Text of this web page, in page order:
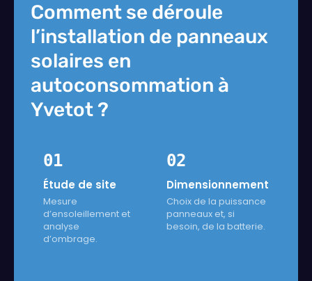
Comment se déroule
l’installation de panneaux
solaires en
autoconsommation à
Yvetot ?
01
Étude de site
Mesure
d’ensoleillement et
analyse
d’ombrage.
02
Dimensionnement
Choix de la puissance
panneaux et, si
besoin, de la batterie.